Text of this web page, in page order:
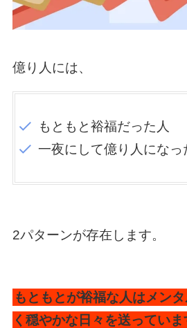
億り人には、
もともと裕福だった人
一夜にして億り人になっ
2パターンが存在します。
もともとが裕福な人はメン
く穏やかな日々を送っていま